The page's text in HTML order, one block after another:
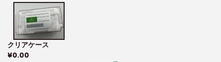
クリアケース
¥0.00